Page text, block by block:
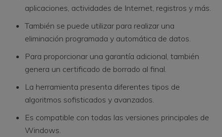
aplicaciones, actividades de Internet, registros y más.
También se puede utilizar para realizar una
eliminación programada y automática de datos.
Para proporcionar una garantía adicional, también
genera un certificado de borrado al final.
La herramienta presenta diferentes tipos de
algoritmos sofisticados y avanzados.
Es compatible con todas las versiones principales de
Windows.